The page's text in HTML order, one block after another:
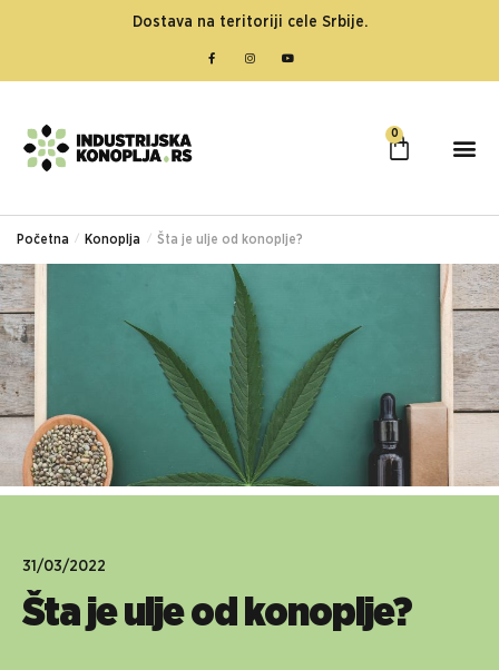
Dostava na teritoriji cele Srbije.
0
Početna / Konoplja / Šta je ulje od konoplje?
31/03/2022
Šta je ulje od konoplje?